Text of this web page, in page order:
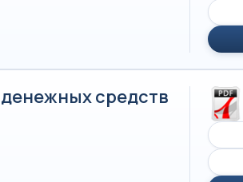
средств